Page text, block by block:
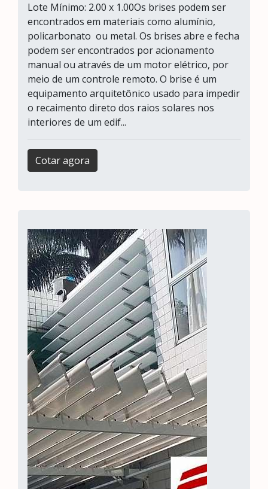
Lote Mínimo: 2.00 x 1.00Os brises podem ser
encontrados em materiais como alumínio,
policarbonato ou metal. Os brises abre e fecha
podem ser encontrados por acionamento
manual ou através de um motor elétrico, por
meio de um controle remoto. O brise é um
equipamento arquitetônico usado para impedir
o recaimento direto dos raios solares nos
interiores de um edif...
Cotar agora